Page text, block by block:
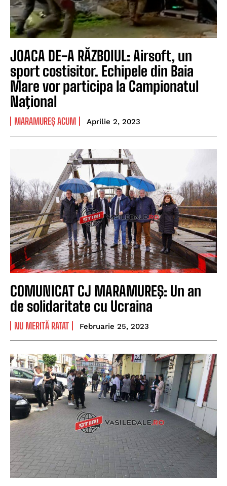
JOACA DE-A RĂZBOIUL: Airsoft, un
sport costisitor. Echipele din Baia
Mare vor participa la Campionatul
Naţional
MARAMUREȘ ACUM Aprilie 2, 2023
COMUNICAT CJ MARAMUREŞ: Un an
de solidaritate cu Ucraina
NU MERITĂ RATAT Februarie 25, 2023